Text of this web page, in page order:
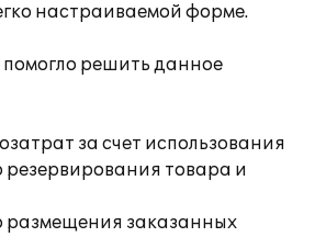
настраиваемой форме.
решить данное
за счет использования
резервирования товара и
размещения заказанных